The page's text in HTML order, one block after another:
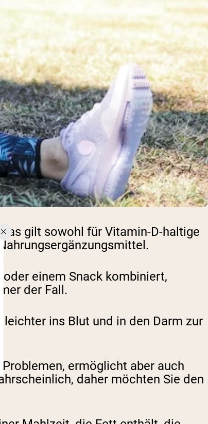
gilt sowohl für Vitamin-D-haltige
einem Snack kombiniert,
der Fall.
ins Blut und in den Darm zur
ermöglicht aber auch
daher möchten Sie den